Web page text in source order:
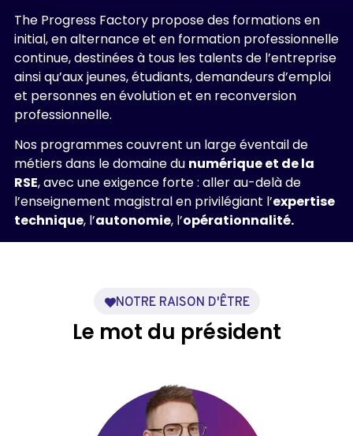
The Progress Factory propose des formations en
initial, en alternance et en formation professionnelle
continue, destinées à tous les talents de l’entreprise
ainsi qu’aux jeunes, étudiants, demandeurs d’emploi
et personnes en évolution et en reconversion
professionnelle.
Nos programmes couvrent un large éventail de
métiers dans le domaine du numérique et de la
RSE, avec une exigence forte : aller au-delà de
l’enseignement magistral en privilégiant l’expertise
technique, l’autonomie, l’opérationnalité.
NOTRE RAISON D'ÊTRE
Le mot du président